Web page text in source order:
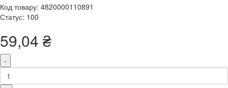
Код товару: 4820000110891
Статус: 100
59,04 ₴
-